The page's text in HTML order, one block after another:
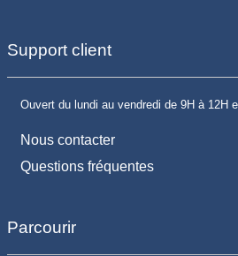
Support client
Ouvert du lundi au vendredi de 9H à 12H
Nous contacter
Questions fréquentes
Parcourir